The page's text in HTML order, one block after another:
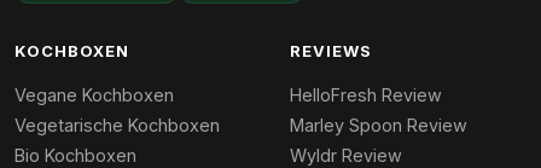
KOCHBOXEN
Vegane Kochboxen
Vegetarische Kochboxen
Bio Kochboxen
REVIEWS
HelloFresh Review
Marley Spoon Review
Wyldr Review